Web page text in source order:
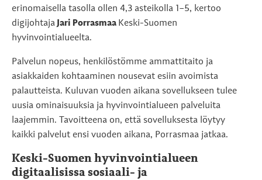
erinomaisella tasolla ollen 4,3 asteikolla 1–5, kertoo
digijohtajaJari Porrasmaa Keski-Suomen
hyvinvointialueelta.
Palvelun nopeus, henkilöstömme ammattitaito ja
asiakkaiden kohtaaminen nousevat esiin avoimista
palautteista. Kuluvan vuoden aikana sovellukseen tulee
uusia ominaisuuksia ja hyvinvointialueen palveluita
laajemmin. Tavoitteena on, että sovelluksesta löytyy
kaikki palvelut ensi vuoden aikana, Porrasmaa jatkaa.
Keski-Suomen hyvinvointialueen
digitaalisissa sosiaali- ja